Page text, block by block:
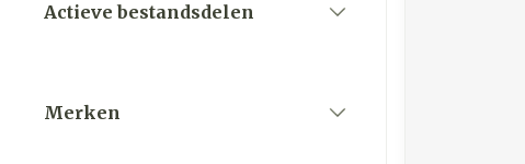
Actieve bestandsdelen
Merken